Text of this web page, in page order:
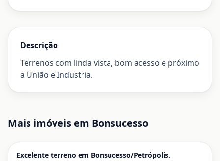
Descrição
Terrenos com linda vista, bom acesso e próximo
a União e Industria.
Mais imóveis em Bonsucesso
Excelente terreno em Bonsucesso/Petrópolis.